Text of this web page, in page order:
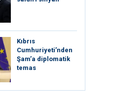
Kıbrıs
Cumhuriyeti’nden
Şam’a diplomatik
temas